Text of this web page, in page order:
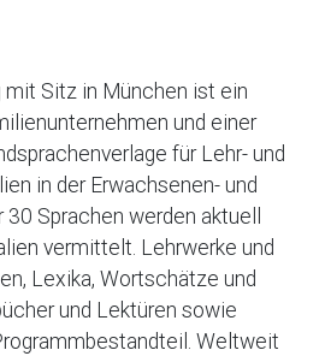
mit Sitz in München ist ein
und einer
für Lehr- und
in der Erwachsenen- und
30 Sprachen werden aktuell
vermittelt. Lehrwerke und
Lexika, Wortschätze und
und Lektüren sowie
Weltweit